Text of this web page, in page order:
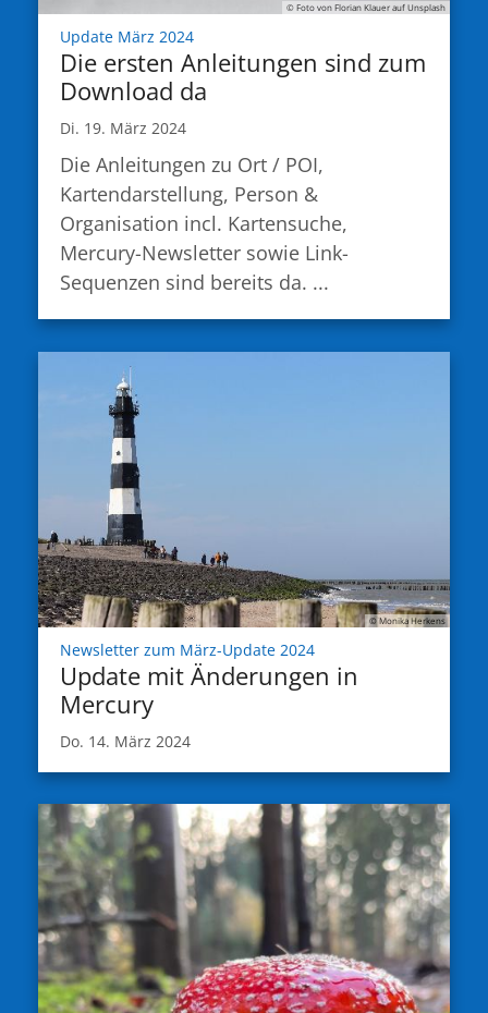
© Foto von Florian Klauer auf Unsplash
Update März 2024:
Die ersten Anleitungen sind zum
Download da
Di. 19. März 2024
Die Anleitungen zu Ort / POI,
Kartendarstellung, Person &
Organisation incl. Kartensuche,
Mercury-Newsletter sowie Link-
Sequenzen sind bereits da. ...
© Monika Herkens
Newsletter zum März-Update 2024:
Update mit Änderungen in
Mercury
Do. 14. März 2024